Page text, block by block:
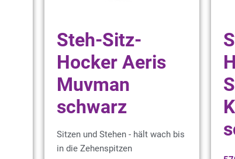
Steh-Sitz-
Hocker Aeris
Muvman
schwarz
Sitzen und Stehen - hält wach bis
in die Zehenspitzen